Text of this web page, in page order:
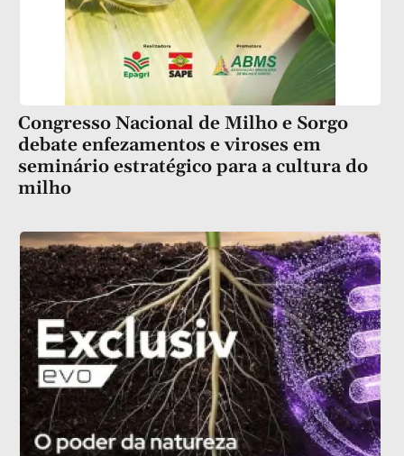
Congresso Nacional de Milho e Sorgo
debate enfezamentos e viroses em
seminário estratégico para a cultura do
milho